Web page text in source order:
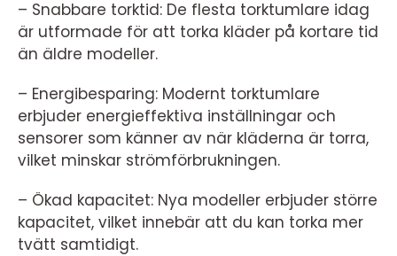
– Snabbare torktid: De flesta torktumlare idag
är utformade för att torka kläder på kortare tid
än äldre modeller.
– Energibesparing: Modernt torktumlare
erbjuder energieffektiva inställningar och
sensorer som känner av när kläderna är torra,
vilket minskar strömförbrukningen.
– Ökad kapacitet: Nya modeller erbjuder större
kapacitet, vilket innebär att du kan torka mer
tvätt samtidigt.